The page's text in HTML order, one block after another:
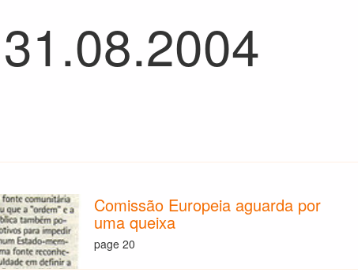
Comissão Europeia aguarda por
uma queixa
page 20